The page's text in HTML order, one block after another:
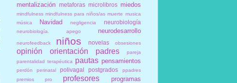
mentalización metaforas microlibros miedos
mindfulness mindfulness para niños/as muerte musica
música
Navidad negligencia neurobiología
neurobiología. apego neurodesarrollo
neurofeedback niños novelas obsesiones
opinión orientación padres
pareja
parentalidad terapéutica
pautas pensamientos
perdón perinatal polivagal postgrados
ppadres
premios
pro profesores programas